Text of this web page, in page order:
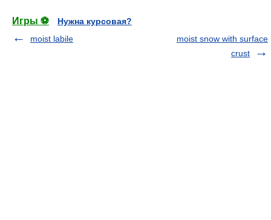
Игры ⚽
Нужна курсовая?
moist labile
moist snow with surface
crust